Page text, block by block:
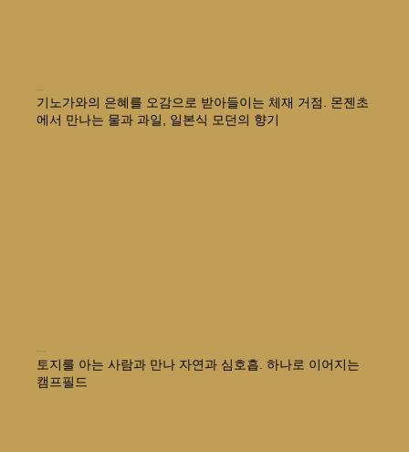
기노가와의 은혜를 오감으로 받아들이는 체재 거점. 몬젠초
에서 만나는 물과 과일, 일본식 모던의 향기
토지를 아는 사람과 만나 자연과 심호흡. 하나로 이어지는
캠프필드